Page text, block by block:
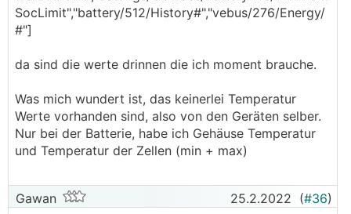
SocLimit","battery/512/History#","vebus/276/Energy/
#"]
da sind die werte drinnen die ich moment brauche.
Was mich wundert ist, das keinerlei Temperatur
Werte vorhanden sind, also von den Geräten selber.
Nur bei der Batterie, habe ich Gehäuse Temperatur
und Temperatur der Zellen (min + max)
Gawan 25.2.2022 (#36)